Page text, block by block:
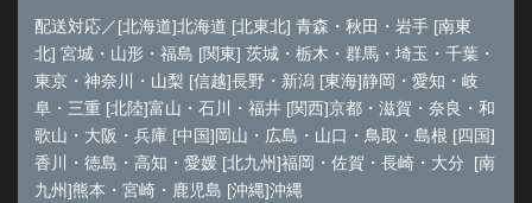
配送対応／[北海道]北海道 [北東北] 青森・秋田・岩手 [南東
北] 宮城・山形・福島 [関東] 茨城・栃木・群馬・埼玉・千葉・
東京・神奈川・山梨 [信越]長野・新潟 [東海]静岡・愛知・岐
阜・三重 [北陸]富山・石川・福井 [関西]京都・滋賀・奈良・和
歌山・大阪・兵庫 [中国]岡山・広島・山口・鳥取・島根 [四国]
香川・徳島・高知・愛媛 [北九州]福岡・佐賀・長崎・大分 [南
九州]熊本・宮崎・鹿児島 [沖縄]沖縄